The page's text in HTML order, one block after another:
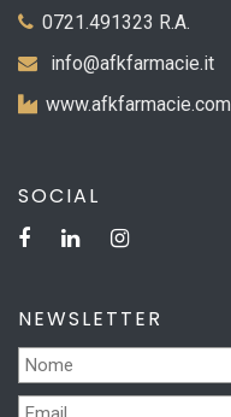
0721.491323 R.A.
info@afkfarmacie.it
www.afkfarmacie.com
SOCIAL
NEWSLETTER